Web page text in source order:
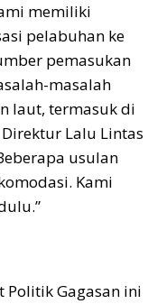
memiliki
pelabuhan ke
pemasukan
masalah
laut, termasuk di
Lalu Lintas
usulan
Kami
Gagasan ini